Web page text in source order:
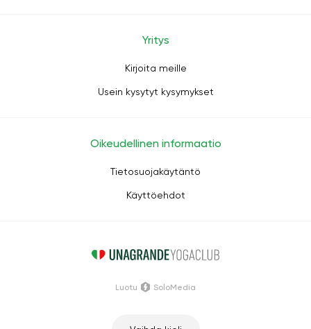
Yritys
Kirjoita meille
Usein kysytyt kysymykset
Oikeudellinen informaatio
Tietosuojakäytäntö
Käyttöehdot
Luotu SoloMedia